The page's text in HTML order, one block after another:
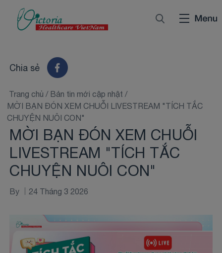
Chia sẻ
Trang chủ /Bản tin mới cập nhật /
MỜI BẠN ĐÓN XEM CHUỖI LIVESTREAM "TÍCH TẮC
CHUYỆN NUÔI CON"
MỜI BẠN ĐÓN XEM CHUỖI
LIVESTREAM "TÍCH TẮC
CHUYỆN NUÔI CON"
By 24 Tháng 3 2026